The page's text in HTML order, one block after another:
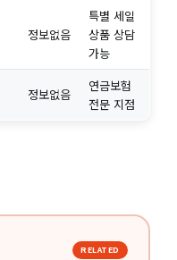
정보없음
특별 세일
상품 상담
가능
정보없음
연금보험
전문 지점
RELATED